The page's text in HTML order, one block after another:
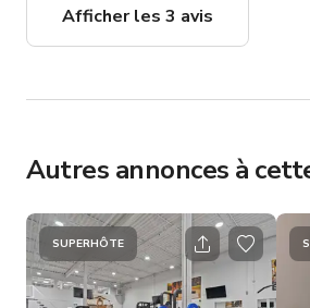
Afficher les 3 avis
Autres annonces à
SUPERHÔTE